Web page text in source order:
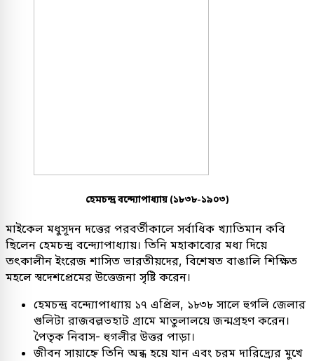
হেমচন্দ্র বন্দ্যোপাধ্যায় (১৮৩৮-১৯০৩)
মাইকেল মধুসূদন দত্তের পরবর্তীকালে সর্বাধিক খ্যাতিমান কবি
ছিলেন হেমচন্দ্র বন্দ্যোপাধ্যায়। তিনি মহাকাব্যের মধ্য দিয়ে
তৎকালীন ইংরেজ শাসিত ভারতীয়দের, বিশেষত বাঙালি শিক্ষিত
মহলে স্বদেশপ্রেমের উত্তেজনা সৃষ্টি করেন।
হেমচন্দ্র বন্দ্যোপাধ্যায় ১৭ এপ্রিল, ১৮৩৮ সালে হুগলি জেলার
গুলিটা রাজবল্লভহাট গ্রামে মাতুলালয়ে জন্মগ্রহণ করেন।
পৈতৃক নিবাস- হুগলীর উত্তর পাড়া।
জীবন সায়াহ্নে তিনি অন্ধ হয়ে যান এবং চরম দারিদ্র্যের মুখে